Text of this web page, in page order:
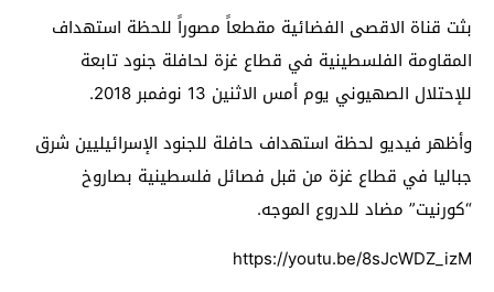
بثت قناة الاقصى الفضائية مقطعاً مصوراً للحظة استهداف
المقاومة الفلسطينية في قطاع غزة لحافلة جنود تابعة
للإحتلال الصهيوني يوم أمس الاثنين 13 نوفمبر 2018.
وأظهر فيديو لحظة استهداف حافلة للجنود الإسرائيليين شرق
جباليا في قطاع غزة من قبل فصائل فلسطينية بصاروخ
“كورنيت” مضاد للدروع الموجه.
https://youtu.be/8sJcWDZ_izM